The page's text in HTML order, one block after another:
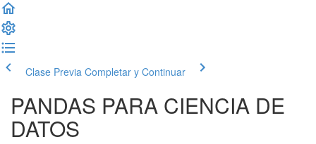
Clase Previa Completar y Continuar
PANDAS PARA CIENCIA DE
DATOS